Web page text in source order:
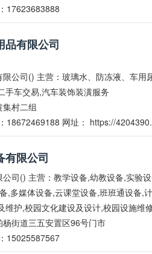
17623683888
品有限公司
公司() 主营：玻璃水、防冻液、车
手车交易,汽车装饰装潢服务
村二组
18672469188 网址： https://
有限公司
司() 主营：教学设备,幼教设备,实验
,多媒体设备,云课堂设备,班班通设备,
维护,校园文化建设及设计,校园设施维
街道三五安置区96号门市
15025587567